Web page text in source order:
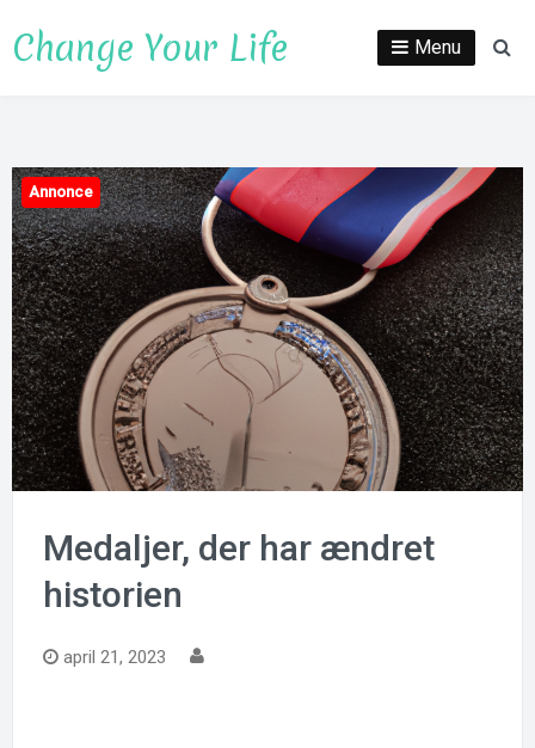
Change Your Life Menu
Annonce
Medaljer, der har ændret
historien
april 21, 2023